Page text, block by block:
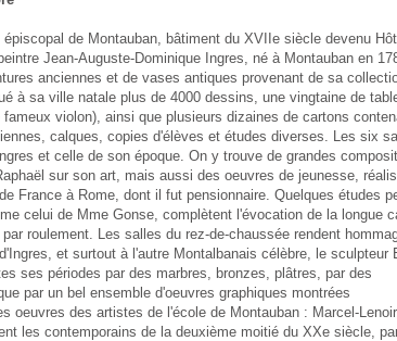
de Montauban, bâtiment du XVIIe siècle devenu
Jean-Auguste-Dominique Ingres, né à Montauban en
anciennes et de vases antiques provenant de sa
à sa ville natale plus de 4000 dessins, une vingtaine de
violon), ainsi que plusieurs dizaines de cartons
calques, copies d'élèves et études diverses. Les six
et celle de son époque. On y trouve de grandes
sur son art, mais aussi des oeuvres de jeunesse,
France à Rome, dont il fut pensionnaire. Quelques études
celui de Mme Gonse, complètent l'évocation de la longue
roulement. Les salles du rez-de-chaussée rendent
et surtout à l'autre Montalbanais célèbre, le sculpteur
ses périodes par des marbres, bronzes, plâtres, par des
par un bel ensemble d'oeuvres graphiques montrées
oeuvres des artistes de l'école de Montauban : Marcel-
les contemporains de la deuxième moitié du XXe siècle,